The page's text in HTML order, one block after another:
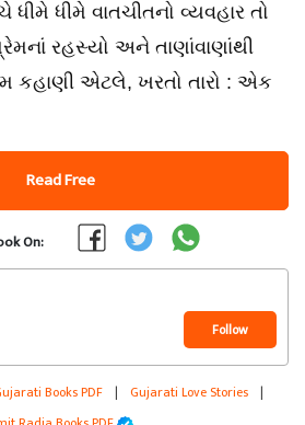
ધીમે વાતચીતનો વ્યવહાર તો
રહસ્યો અને તાણાંવાણાંથી
કહાણી એટલે, ખરતો તારો : એક
Read Free
On:
Follow
Books PDF | Gujarati Love Stories |